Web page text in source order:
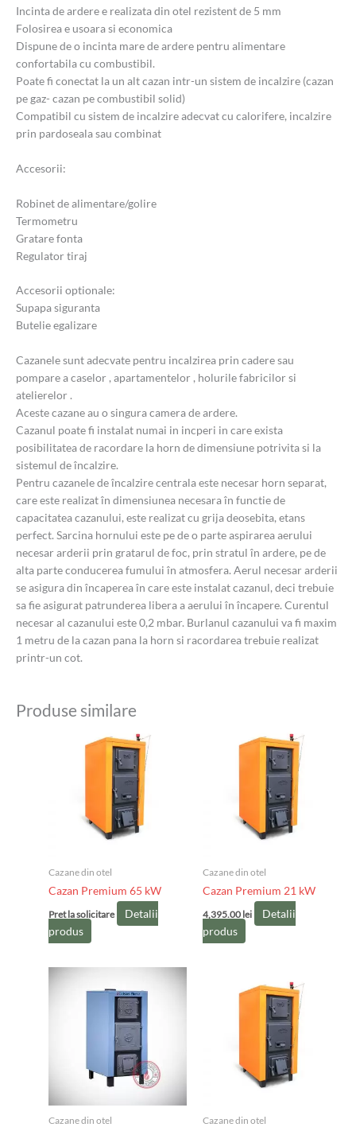
Incinta de ardere e realizata din otel rezistent de 5 mm
Folosirea e usoara si economica
Dispune de o incinta mare de ardere pentru alimentare
confortabila cu combustibil.
Poate fi conectat la un alt cazan intr-un sistem de incalzire (cazan
pe gaz- cazan pe combustibil solid)
Compatibil cu sistem de incalzire adecvat cu calorifere, incalzire
prin pardoseala sau combinat
Accesorii:
Robinet de alimentare/golire
Termometru
Gratare fonta
Regulator tiraj
Accesorii optionale:
Supapa siguranta
Butelie egalizare
Cazanele sunt adecvate pentru incalzirea prin cadere sau
pompare a caselor , apartamentelor , holurile fabricilor si
atelierelor .
Aceste cazane au o singura camera de ardere.
Cazanul poate fi instalat numai in incperi in care exista
posibilitatea de racordare la horn de dimensiune potrivita si la
sistemul de încalzire.
Pentru cazanele de încalzire centrala este necesar horn separat,
care este realizat în dimensiunea necesara în functie de
capacitatea cazanului, este realizat cu grija deosebita, etans
perfect. Sarcina hornului este pe de o parte aspirarea aerului
necesar arderii prin gratarul de foc, prin stratul în ardere, pe de
alta parte conducerea fumului în atmosfera. Aerul necesar arderii
se asigura din încaperea în care este instalat cazanul, deci trebuie
sa fie asigurat patrunderea libera a aerului în încapere. Curentul
necesar al cazanului este 0,2 mbar. Burlanul cazanului va fi maxim
1 metru de la cazan pana la horn si racordarea trebuie realizat
printr-un cot.
Produse similare
Cazane din otel
Cazan Premium 65 kW
Pret la solicitare
Detalii
produs
Cazane din otel
Cazan Premium 21 kW
4,395.00 lei
Detalii
produs
Cazane din otel Cazane din otel